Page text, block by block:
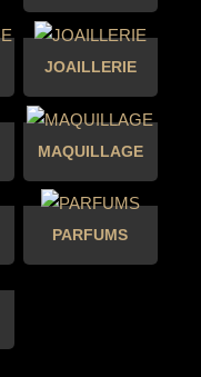
JOAILLERIE
MAQUILLAGE
PARFUMS